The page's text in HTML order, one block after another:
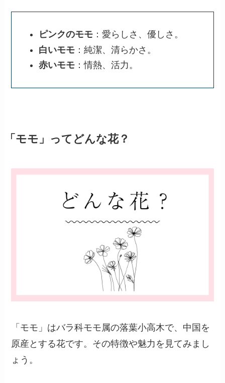
ピンクのモモ ：愛らしさ、優しさ。
白いモモ ：純潔、清らかさ。
赤いモモ ：情熱、活力。
「モモ」ってどんな花？
「モモ」はバラ科モモ属の落葉小高木で、中国を
原産とする花です。その特徴や魅力を見てみまし
ょう。